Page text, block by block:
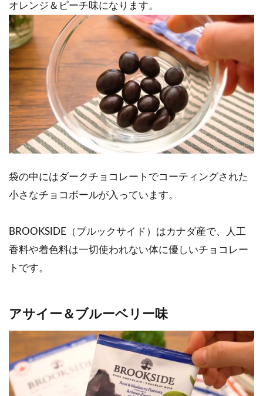
オレンジ＆ピーチ味になります。
袋の中にはダークチョコレートでコーティングされた
小さなチョコボールが入っています。
BROOKSIDE（ブルックサイド）はカナダ産で、人工
香料や着色料は一切使われない体に優しいチョコレー
トです。
アサイー＆ブルーベリー味